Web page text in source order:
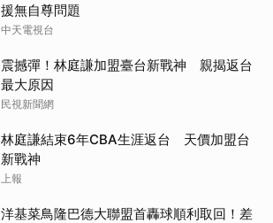
援無自尊問題
中天電視台
震撼彈！林庭謙加盟臺台新戰神 親揭返台
最大原因
民視新聞網
林庭謙結束6年CBA生涯返台 天價加盟台
新戰神
上報
洋基菜鳥隆巴德大聯盟首轟球順利取回！差